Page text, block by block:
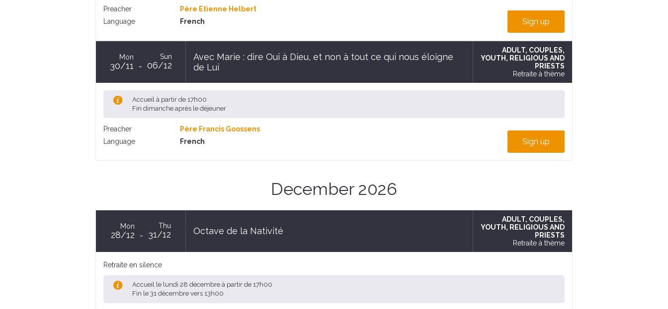
Preacher
Père Etienne Helbert
Language
French Sign up
Mon
30/11
Sun
06/12
Avec Marie : dire Oui à Dieu, et non à tout ce qui nous éloigne
de Lui
ADULT, COUPLES,
YOUTH , RELIGIOUS AND
PRIESTS
Retraite à thème
Accueil à partir de 17h00
Fin dimanche après le déjeuner
Preacher
Père Francis Goossens
Language
French Sign up
December 2026
Mon
28/12
Thu
31/12 Octave de la Nativité
ADULT, COUPLES,
YOUTH , RELIGIOUS AND
PRIESTS
Retraite à thème
Retraite en silence
Accueil le lundi 28 décembre à partir de 17h00
Fin le 31 décembre vers 13h00